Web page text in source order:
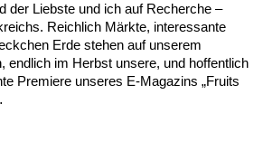
der Liebste und ich auf Recherche –
Reichlich Märkte, interessante
Erde stehen auf unserem
endlich im Herbst unsere, und hoffentlich
Premiere unseres E-Magazins „Fruits